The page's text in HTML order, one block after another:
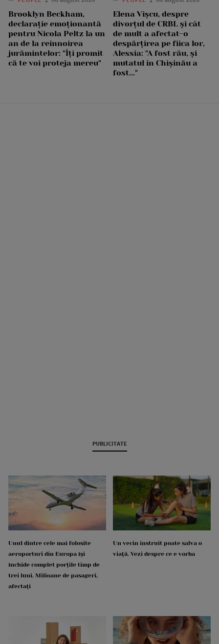
Brooklyn Beckham,
declarație emoționantă
pentru Nicola Peltz la un
an de la reînnoirea
jurămintelor: "Îți promit
că te voi proteja mereu"
Elena Vîșcu, despre
divorțul de CRBL și cât
de mult a afectat-o
despărțirea pe fiica lor,
Alessia: "A fost rău, și
mutatul în Chișinău a
fost..."
PUBLICITATE
Unul dintre cele mai folosite
aeroporturi din Europa își
închide complet porțile timp de
trei luni. Milioane de pasageri,
afectați
Un vecin instruit poate salva o
viață. Vezi despre ce e vorba